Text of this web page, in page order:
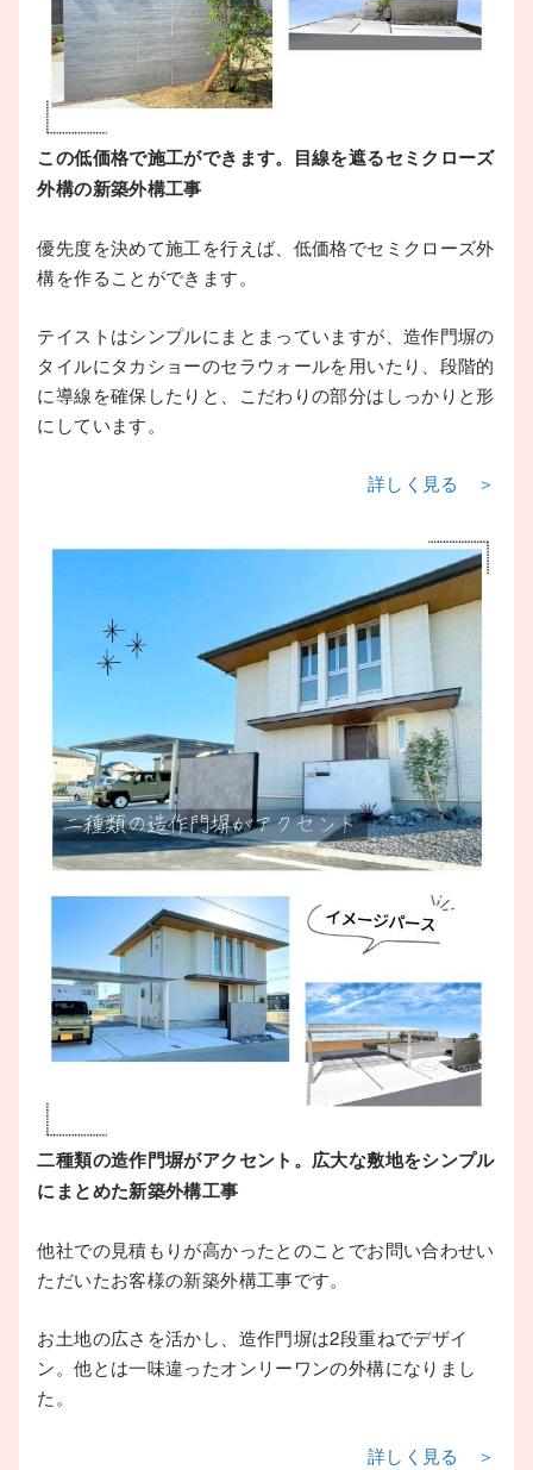
この低価格で施工ができます。目線を遮るセミクローズ
外構の新築外構工事
優先度を決めて施工を行えば、低価格でセミクローズ外
構を作ることができます。
テイストはシンプルにまとまっていますが、造作門塀の
タイルにタカショーのセラウォールを用いたり、段階的
に導線を確保したりと、こだわりの部分はしっかりと形
にしています。
詳しく見る ＞
二種類の造作門塀がアクセント。広大な敷地をシンプル
にまとめた新築外構工事
他社での見積もりが高かったとのことでお問い合わせい
ただいたお客様の新築外構工事です。
お土地の広さを活かし、造作門塀は2段重ねでデザイ
ン。他とは一味違ったオンリーワンの外構になりまし
た。
詳しく見る ＞